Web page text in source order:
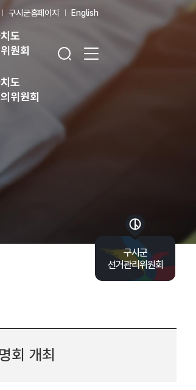
구시군홈페이지 English
도
원회
도
위원회
회 개최
구시군
선거관리위원회
바로가기 목록 열기